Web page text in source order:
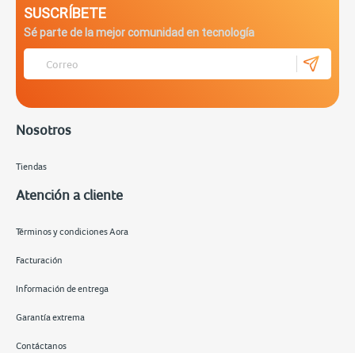
SUSCRÍBETE
Sé parte de la mejor comunidad en tecnología
Nosotros
Tiendas
Atención a cliente
Términos y condiciones Aora
Facturación
Información de entrega
Garantía extrema
Contáctanos